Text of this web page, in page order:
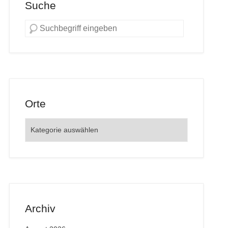
Suche
Orte
Archiv